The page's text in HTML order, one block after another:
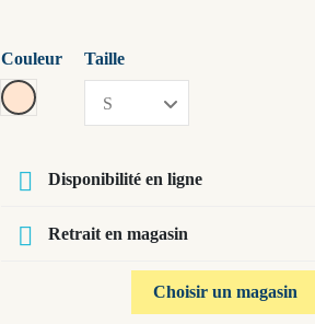
Couleur
paris stone beige - glossy
Taille
Disponibilité en ligne
Retrait en magasin
Choisir un magasin